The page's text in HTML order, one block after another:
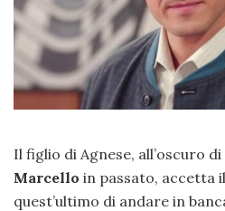
Il figlio di Agnese, all’oscuro
Marcello in passato, accetta
quest’ultimo di andare in